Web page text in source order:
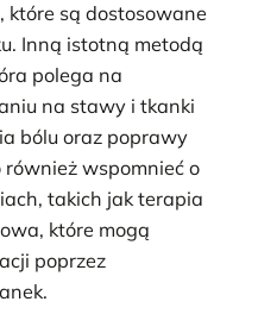
są dostosowane
Inną istotną metodą
polega na
na stawy i tkanki
bólu oraz poprawy
wspomnieć o
takich jak terapia
które mogą
poprzez